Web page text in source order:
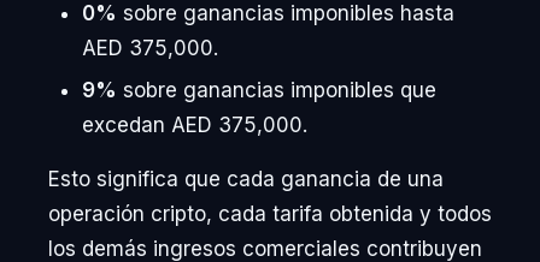
0% sobre ganancias imponibles hasta
AED 375,000.
9% sobre ganancias imponibles que
excedan AED 375,000.
Esto significa que cada ganancia de una
operación cripto, cada tarifa obtenida y todos
los demás ingresos comerciales contribuyen